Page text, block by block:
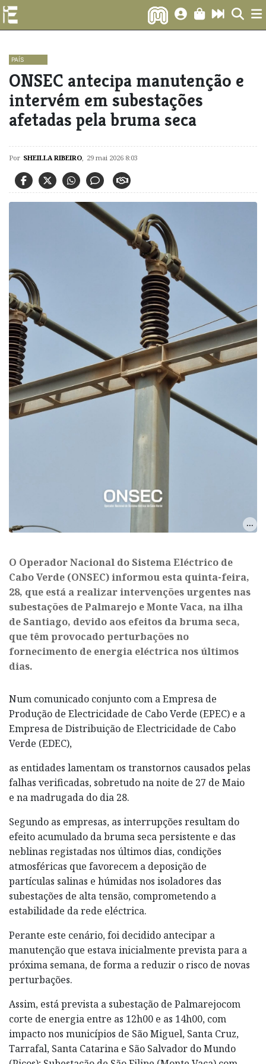
PAÍS
ONSEC antecipa manutenção e
intervém em subestações
afetadas pela bruma seca
Por SHEILLA RIBEIRO, 29 mai 2026 8:03
O Operador Nacional do Sistema Eléctrico de
Cabo Verde (ONSEC) informou esta quinta-feira,
28, que está a realizar intervenções urgentes nas
subestações de Palmarejo e Monte Vaca, na ilha
de Santiago, devido aos efeitos da bruma seca,
que têm provocado perturbações no
fornecimento de energia eléctrica nos últimos
dias.
Num comunicado conjunto com a Empresa de
Produção de Electricidade de Cabo Verde (EPEC) e a
Empresa de Distribuição de Electricidade de Cabo
Verde (EDEC),
as entidades lamentam os transtornos causados pelas
falhas verificadas, sobretudo na noite de 27 de Maio
e na madrugada do dia 28.
Segundo as empresas, as interrupções resultam do
efeito acumulado da bruma seca persistente e das
neblinas registadas nos últimos dias, condições
atmosféricas que favorecem a deposição de
partículas salinas e húmidas nos isoladores das
subestações de alta tensão, comprometendo a
estabilidade da rede eléctrica.
Perante este cenário, foi decidido antecipar a
manutenção que estava inicialmente prevista para a
próxima semana, de forma a reduzir o risco de novas
perturbações.
Assim, está prevista a subestação de Palmarejocom
corte de energia entre as 12h00 e as 14h00, com
impacto nos municípios de São Miguel, Santa Cruz,
Tarrafal, Santa Catarina e São Salvador do Mundo